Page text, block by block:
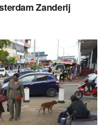
Zanderij